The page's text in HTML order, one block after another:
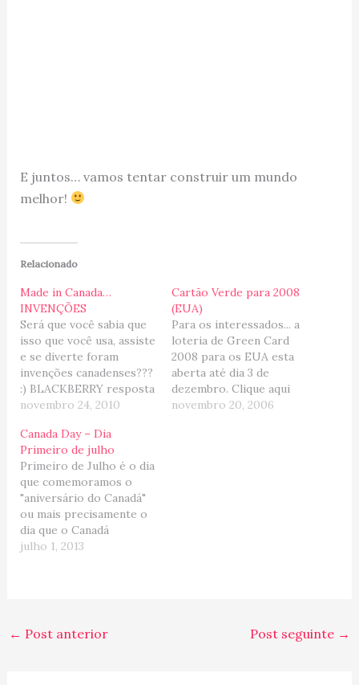
E juntos… vamos tentar construir um mundo
melhor!
Relacionado
Made in Canada…
INVENÇÕES
Será que você sabia que
isso que você usa, assiste
e se diverte foram
invenções canadenses???
:) BLACKBERRY resposta
da companhia canadense
Apple. Essa linha de
SmartPhone,
especialmente usado por
profissionais, se
diferencia pela eficiência
em receber e mandar e-
mails (ru tinha um e
estou…
novembro 24, 2010
Cartão Verde para 2008
(EUA)
Para os interessados... a
loteria de Green Card
2008 para os EUA esta
aberta até dia 3 de
dezembro. Clique aqui
para mais informações
novembro 20, 2006
Canada Day – Dia
Primeiro de julho
Primeiro de Julho é o dia
que comemoramos o
"aniversário do Canadá"
ou mais precisamente o
dia que o Canadá
oficialmente se tornou
vermelho e branco, as
cores da bandeira
julho 1, 2013
← Post anterior Post seguinte →